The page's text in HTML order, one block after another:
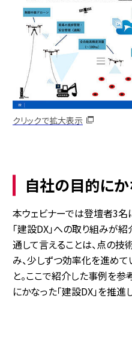
クリックで拡大表示
自社の目的にか
本ウェビナーでは登壇者3名
「建設DX」への取り組みが
通して言えることは、点の
み、少しずつ効率化を進め
と。ここで紹介した事例を
にかなった「建設DX」を推進